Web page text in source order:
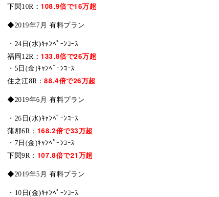
下関10R： 108.9倍で16万超
◆2019年7月 有料プラン
・24日(水)ｷｬﾝﾍﾟｰﾝｺｰｽ
福岡12R： 133.8倍で26万超
・5日(金)ｷｬﾝﾍﾟｰﾝｺｰｽ
住之江8R：88.4倍で26万超
◆2019年6月 有料プラン
・26日(水)ｷｬﾝﾍﾟｰﾝｺｰｽ
蒲郡6R： 168.2倍で33万超
・7日(金)ｷｬﾝﾍﾟｰﾝｺｰｽ
下関9R： 107.8倍で21万超
◆2019年5月 有料プラン
・10日(金)ｷｬﾝﾍﾟｰﾝｺｰｽ